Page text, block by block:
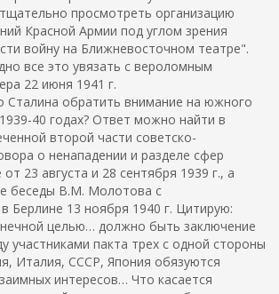
просмотреть организацию
Красной Армии под углом зрения
войну на Ближневосточном театре".
все это увязать с вероломным
22 июня 1941 г.
Сталина обратить внимание на южного
40 годах? Ответ можно найти в
второй части советско-
о ненападении и разделе сфер
23 августа и 28 сентября 1939 г., а
беседы В.М. Молотова с
Берлине 13 ноября 1940 г. Цитирую:
целью… должно быть заключение
участниками пакта трех с одной стороны
Италия, СССР, Япония обязуются
интересов… Что касается